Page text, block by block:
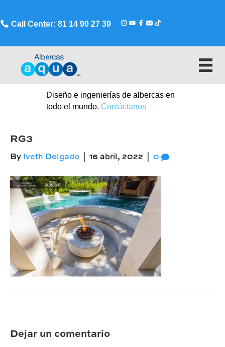
Call Center: 81 14 90 27 39
Diseño e ingenierías de albercas en
todo el mundo. Contáctanos
RG3
By Iveth Delgado 16 abril, 2022 0
Dejar un comentario